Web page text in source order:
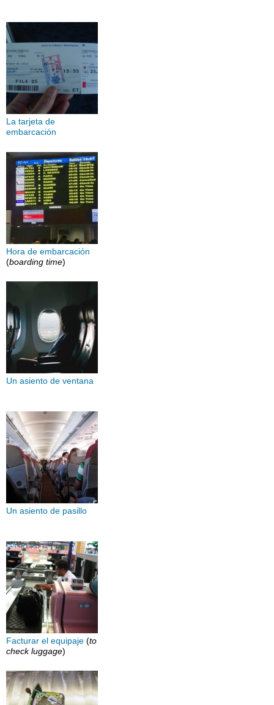
La tarjeta de
embarcación
Hora de embarcación
(boarding time)
Un asiento de ventana
Un asiento de pasillo
Facturar el equipaje (to
check luggage)